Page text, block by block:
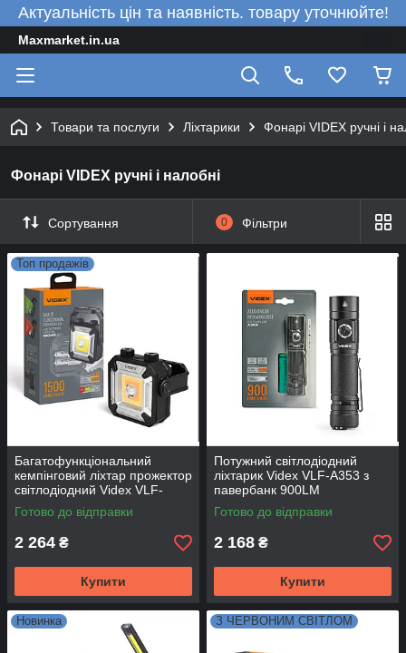
Актуальність цін та наявність. товару уточнюйте!
Maxmarket.in.ua
Товари та послуги Ліхтарики Фонарі VIDEX ручні і
Фонарі VIDEX ручні і налобні
Сортування 0 Фільтри
Топ продажів
Багатофункціональний
кемпінговий ліхтар прожектор
світлодіодний Videx VLF-
M048 з червоним зеленим
світлом
Готово до відправки
2 264 ₴
Купити
Потужний світлодіодний
ліхтарик Videx VLF-A353 з
павербанк 900LM
акумулятор 21700 (4000mah)
Готово до відправки
2 168 ₴
Купити
Новинка З ЧЕРВОНИМ СВІТЛОМ